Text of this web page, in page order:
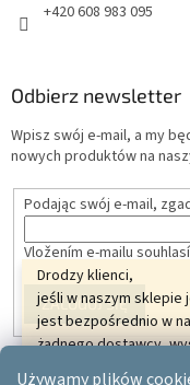
Używamy plików
Drodzy klienci,
jeśli w naszym sklepie
jest bezpośrednio w
żadnego dostawcy,
Dziękujemy za
+420 608 983 095
Odbierz newsletter
Wpisz swój e-mail, a my
nowych produktów na
Podając swój e-mail,
Vložením e-mailu
ZALOGUJ SIĘ